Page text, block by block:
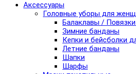
Аксессуары
Головные уборы для
Балаклавы / Повязки
Зимние банданы
Кепки и бейсболки
Летние банданы
Шапки
Шарфы